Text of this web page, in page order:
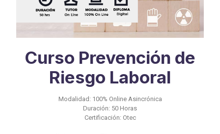
Curso Prevención de
Riesgo Laboral
Modalidad: 100% Online Asincrónica
Duración: 50 Horas
Certificación: Otec